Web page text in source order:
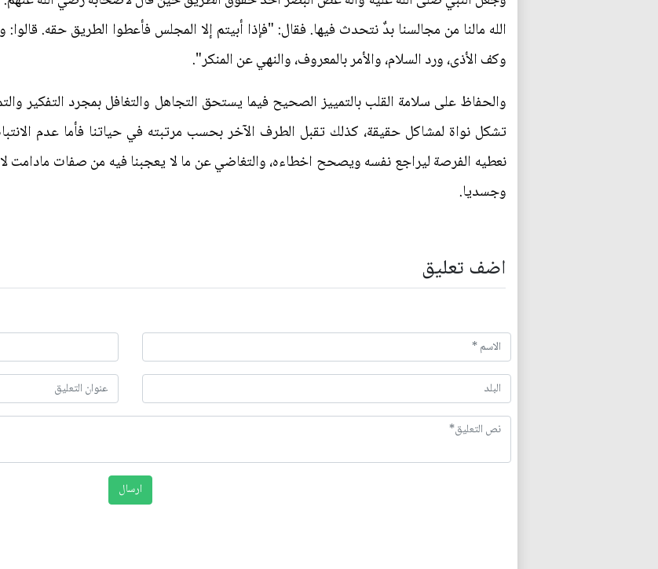
الله مالنا من مجالسنا بدٌ نتحدث فيها. فقال: "فإذا أبيتم إلا المجلس فأعطوا الطريق حقه.
وكف الأذى، ورد السلام، والأمر بالمعروف، والنهي عن المنكر".
والحفاظ على سلامة القلب بالتمييز الصحيح فيما يستحق التجاهل والتغافل بمجرد التفكير
تشكل نواة لمشاكل حقيقة، كذلك تقبل الطرف الآخر بحسب مرتبته في حياتنا فأما عدم
نعطيه الفرصة ليراجع نفسه ويصحح اخطاءه، والتغاضي عن ما لا يعجبنا فيه من صفات مادامت
وجسديا.
اضف تعليق